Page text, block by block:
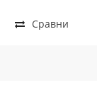
Сравни